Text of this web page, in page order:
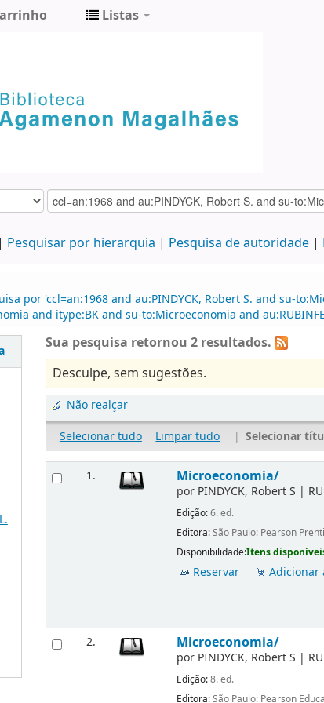
Listas
Pesquisar por hierarquia Pesquisa de autoridade
por 'ccl=an:1968 and au:PINDYCK, Robert S. and su-
and itype:BK and su-to:Microeconomia and
Sua pesquisa retornou 2 resultados.
Desculpe, sem sugestões.
Não realçar
Selecionar tudo
Limpar tudo | Selecionar
1. Microeconomia/
por PINDYCK, Robert S |
Edição:6. ed.
Editora:São Paulo: Pearson
Disponibilidade:Itens
Reservar Adicionar
2. Microeconomia/
por PINDYCK, Robert S |
Edição:8. ed.
Editora:São Paulo: Pearson